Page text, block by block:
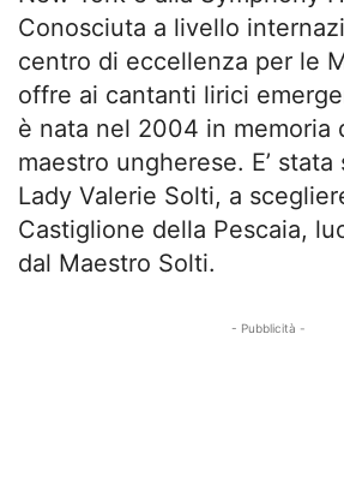
Conosciuta a livello
centro di eccellenza per le
offre ai cantanti lirici
è nata nel 2004 in memoria
maestro ungherese. E’ stata
Lady Valerie Solti, a
Castiglione della Pescaia,
dal Maestro Solti.
- Pubblicità -